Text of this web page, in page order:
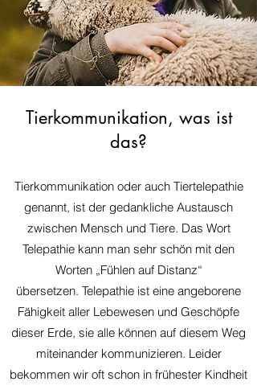
Tierkommunikation, was ist
das?
Tierkommunikation oder auch Tiertelepathie
genannt, ist der gedankliche Austausch
zwischen Mensch und Tiere. Das Wort
Telepathie kann man sehr schön mit den
Worten „Fühlen auf Distanz“
übersetzen. Telepathie ist eine angeborene
Fähigkeit aller Lebewesen und Geschöpfe
dieser Erde, sie alle können auf diesem Weg
miteinander kommunizieren. Leider
bekommen wir oft schon in frühester Kindheit